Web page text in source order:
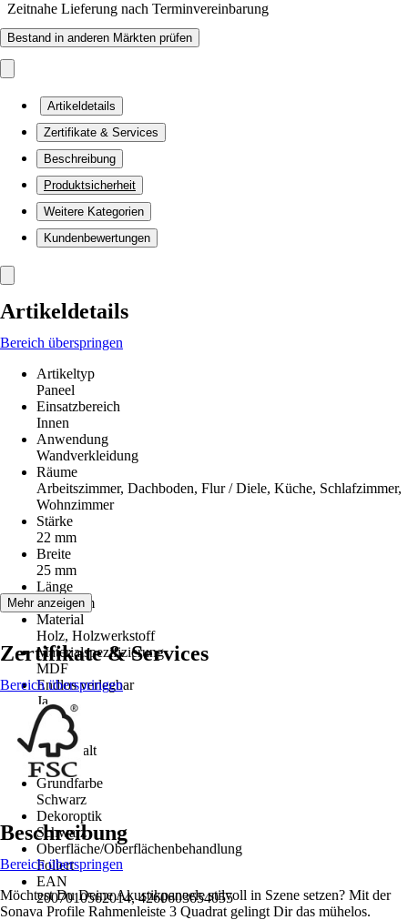
Zeitnahe Lieferung nach Terminvereinbarung
Bestand in anderen Märkten prüfen
Artikeldetails
Zertifikate & Services
Beschreibung
Produktsicherheit
Weitere Kategorien
Kundenbewertungen
Artikeldetails
Bereich überspringen
Artikeltyp
Paneel
Einsatzbereich
Innen
Anwendung
Wandverkleidung
Räume
Arbeitszimmer, Dachboden, Flur / Diele, Küche, Schlafzimmer,
Wohnzimmer
Stärke
22 mm
Breite
25 mm
Länge
1.700 mm
Material
Holz, Holzwerkstoff
Materialspezifizierung
MDF
Endlos verlegbar
Ja
Inhalt
2 Stück
Packinhalt
3,4 m²
Grundfarbe
Schwarz
Dekoroptik
Schwarz
Oberfläche/Oberflächenbehandlung
Foliert
EAN
2007010562014, 4260603654055
Mehr anzeigen
Zertifikate & Services
Bereich überspringen
Beschreibung
Bereich überspringen
Möchtest Du Deine Akustikpaneele stilvoll in Szene setzen? Mit der
Sonava Profile Rahmenleiste 3 Quadrat gelingt Dir das mühelos.